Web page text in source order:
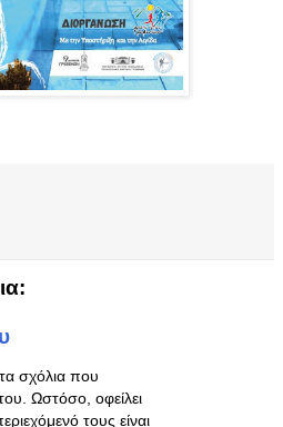
σχόλια που
Ωστόσο, οφείλει
τους είναι